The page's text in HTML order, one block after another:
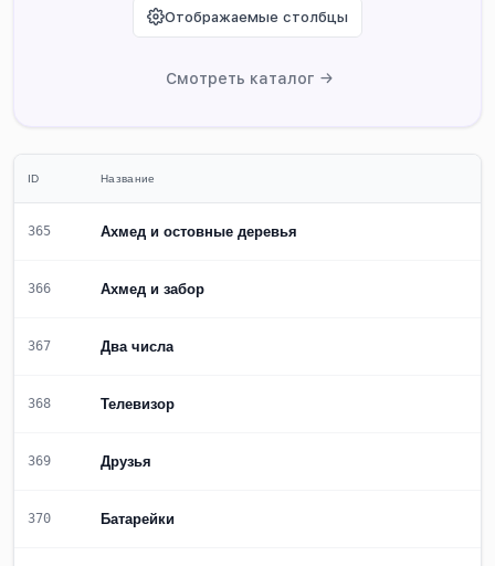
Отображаемые столбцы
Смотреть каталог →
ID Название
365 Ахмед и остовные деревья
366 Ахмед и забор
367 Два числа
368 Телевизор
369 Друзья
370 Батарейки